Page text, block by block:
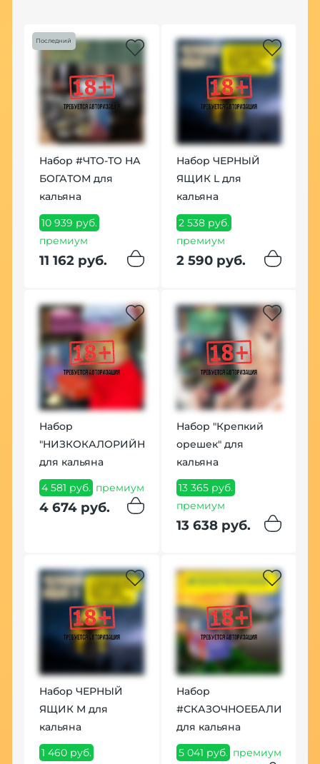
Последний
Набор #ЧТО-ТО НА
БОГАТОМ для
кальяна
10 939 руб.
премиум
11 162 руб.
Набор ЧЕРНЫЙ
ЯЩИК L для
кальяна
2 538 руб.
премиум
2 590 руб.
Набор
"НИЗКОКАЛОРИЙНЫЙ"
для кальяна
4 581 руб. премиум
4 674 руб.
Набор "Крепкий
орешек" для
кальяна
13 365 руб.
премиум
13 638 руб.
Набор ЧЕРНЫЙ
ЯЩИК M для
кальяна
1 460 руб.
Набор
#СКАЗОЧНОЕБАЛИ
для кальяна
5 041 руб. премиум